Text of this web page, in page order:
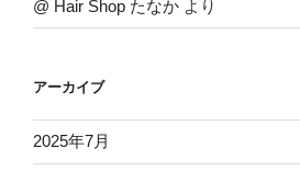
@ Hair Shop たなか より
アーカイブ
2025年7月